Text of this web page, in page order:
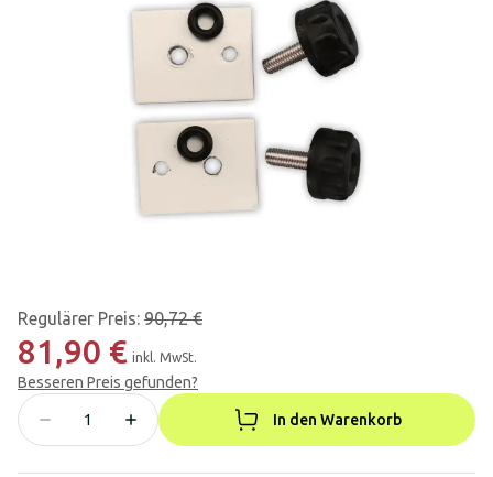
Regulärer Preis: 90,72 €
81,90 € inkl. MwSt.
Besseren Preis gefunden?
In den Warenkorb